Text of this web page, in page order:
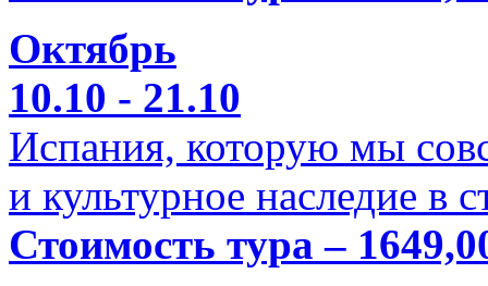
Октябрь
10.10 - 21.10
Испания, которую мы
и культурное наследие в
Стоимость тура –